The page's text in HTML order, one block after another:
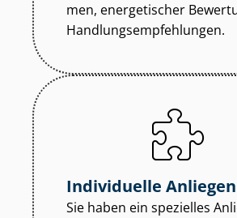
men, energetischer
Hand­lungs­emp­feh­lun­gen.
Individuelle Anliegen
Sie haben ein spezielles